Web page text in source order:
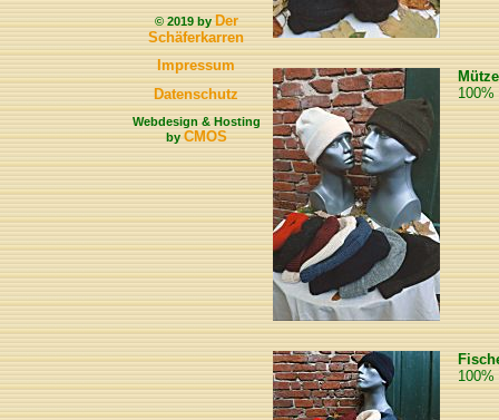
© 2019 byDer
Schäferkarren
Impressum
Datenschutz
Webdesign & Hosting
byCMOS